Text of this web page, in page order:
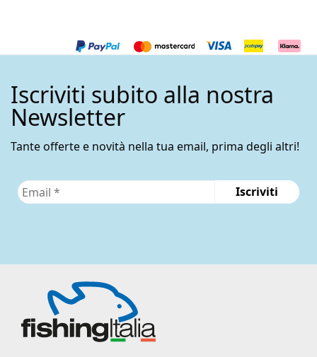
Iscriviti subito alla nostra
Newsletter
Tante offerte e novità nella tua email, prima degli altri!